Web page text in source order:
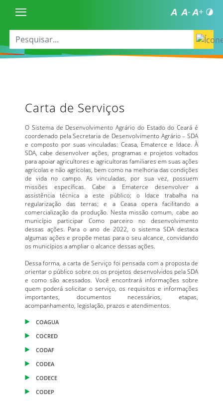
Carta de Serviços
O Sistema de Desenvolvimento Agrário do Estado do Ceará é
coordenado pela Secretaria de Desenvolvimento Agrário – SDA
e composto por suas vinculadas: Ceasa, Ematerce e Idace. À
SDA, cabe desenvolver ações, programas e projetos voltados
para apoiar agricultores e agricultoras familiares em suas ações
agrícolas e não agrícolas, bem como na melhoria das condições
de vida no campo. As vinculadas, por sua vez, possuem
missões específicas. Cabe a Ematerce desenvolver a
assistência técnica a este público; o Idace trabalha na
regularização das terras; e a Ceasa opera facilitando a
comercialização da produção. Nesta missão comum, cabe ao
município participar Como parceiro no desenvolvimento
dessas ações. Para o ano de 2022, o sistema SDA destaca
algumas ações e propõe metas para o seu alcance, convidando
os municípios a ampliar o alcance dessas ações.
Dessa forma, a carta de Serviço foi pensada com a proposta de
orientar o público sobre os os projetos desenvolvidos pela SDA
e como são acessados. Você encontrará informações sobre
quem poderá solicitar o serviço, os requisitos e informações
importantes, documentos necessários, etapas,
acompanhamento, legislação, prazos e atendimentos.
COAGUA
COCRED
CODAF
CODEA
CODECE
CODEP